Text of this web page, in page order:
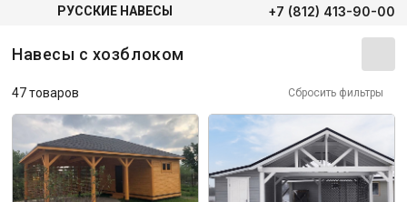
РУССКИЕ НАВЕСЫ +7 (812) 413-90-00
Навесы с хозблоком
47 товаров Сбросить фильтры